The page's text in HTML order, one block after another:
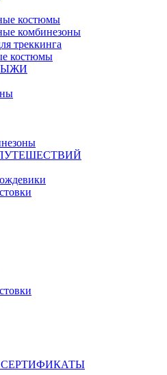
костюмы
комбинезоны
треккинга
костюмы